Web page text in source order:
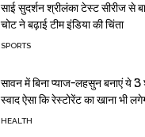
साई सुदर्शन श्रीलंका टेस्ट सीरीज से
चोट ने बढ़ाई टीम इंडिया की चिंता
SPORTS
सावन में बिना प्याज-लहसुन बनाएं ये 3
स्वाद ऐसा कि रेस्टोरेंट का खाना भी
HEALTH